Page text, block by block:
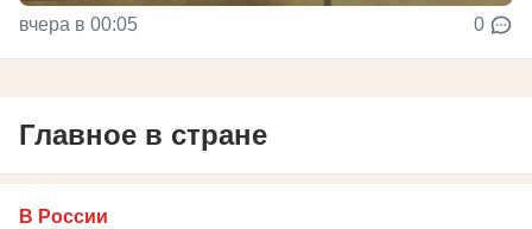
вчера в 00:05 0
Главное в стране
В России